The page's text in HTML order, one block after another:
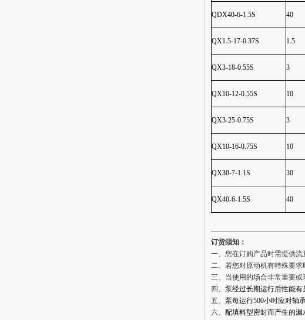
QDX40-6-1.5S 40
QX1.5-17-0.37S 1.5
QX3-18-0.55S 3
QX10-12-0.55S 10
QX3-25-0.75S 3
QX10-16-0.75S 10
QX30-7-1.1S 30
QX40-6-1.5S 40
订货须知：
一、您在订购产品时需提供
二、若您对原动机有特殊要求
三、当使用的场合非常重要
四、 泵经过长期运行后性能有
五、 泵每运行500小时应对轴
六、 配填料型密封而产生的漏